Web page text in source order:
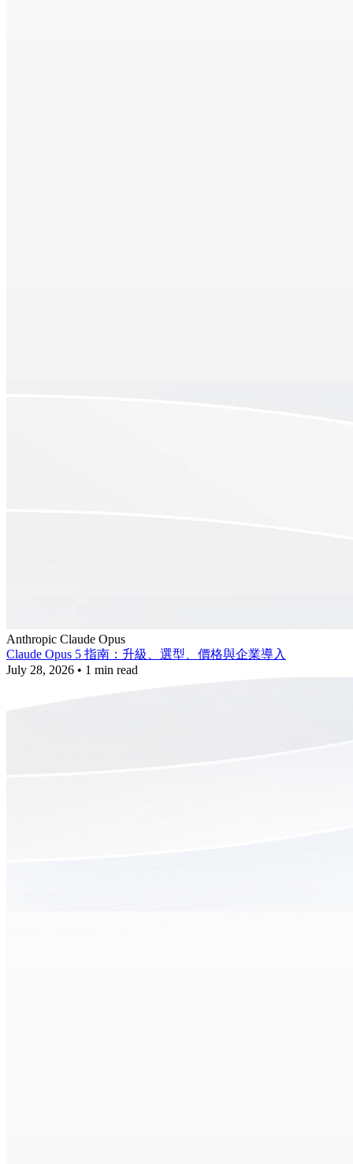
Anthropic Claude Opus
Claude Opus 5 指南：升級、選型、價格與企業導入
July 28, 2026 • 1 min read